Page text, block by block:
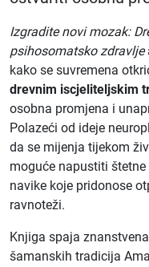
Izgradite novi mozak:
psihosomatsko zdravlje
kako se suvremena
drevnim iscjeliteljskim
osobna promjena i
Polazeći od ideje
da se mijenja tijekom
moguće napustiti
navike koje pridonose
ravnoteži.
Knjiga spaja
šamanskih tradicija